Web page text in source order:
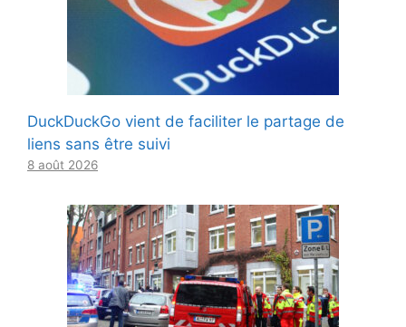
DuckDuckGo vient de faciliter le partage de
liens sans être suivi
8 août 2026